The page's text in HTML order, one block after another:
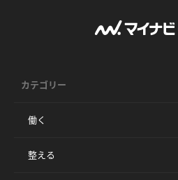
カテゴリー
働く
整える